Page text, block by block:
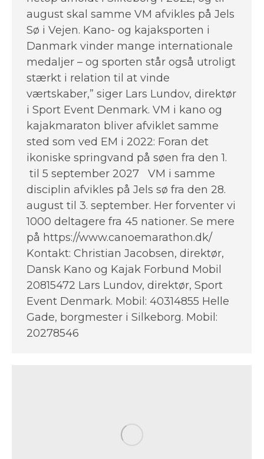
august skal samme VM afvikles på Jels
Sø i Vejen. Kano- og kajaksporten i
Danmark vinder mange internationale
medaljer – og sporten står også utroligt
stærkt i relation til at vinde
værtskaber,” siger Lars Lundov, direktør
i Sport Event Denmark. VM i kano og
kajakmaraton bliver afviklet samme
sted som ved EM i 2022: Foran det
ikoniske springvand på søen fra den 1.
til 5 september 2027 VM i samme
disciplin afvikles på Jels sø fra den 28.
august til 3. september. Her forventer vi
1000 deltagere fra 45 nationer. Se mere
på https://www.canoemarathon.dk/
Kontakt: Christian Jacobsen, direktør,
Dansk Kano og Kajak Forbund Mobil
20815472 Lars Lundov, direktør, Sport
Event Denmark. Mobil: 40314855 Helle
Gade, borgmester i Silkeborg. Mobil:
20278546